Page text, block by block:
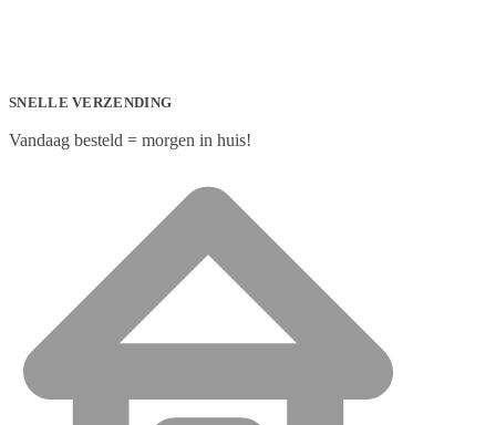
SNELLE VERZENDING
Vandaag besteld = morgen in huis!